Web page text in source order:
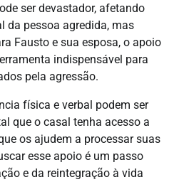
ser devastador, afetando
da pessoa agredida, mas
Fausto e sua esposa, o apoio
indispensável para
pela agressão.
física e verbal podem ser
que o casal tenha acesso a
os ajudem a processar suas
esse apoio é um passo
e da reintegração à vida